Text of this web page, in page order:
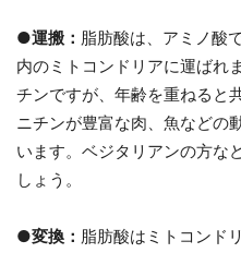
●運搬： 脂肪酸は、アミノ酸
内のミトコンドリアに運ばれ
チンですが、年齢を重ねると
ニチンが豊富な肉、魚などの
います。ベジタリアンの方な
しょう。
●変換： 脂肪酸はミトコンド